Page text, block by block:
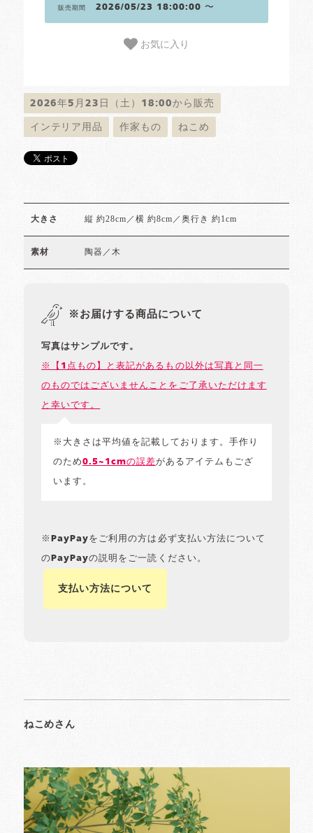
販売期間 2026/05/23 18:00:00 〜
お気に入り
2026年5月23日（土）18:00から販売
インテリア用品 作家もの ねこめ
大きさ 縦 約28cm／横 約8cm／奥行き 約1cm
素材 陶器／木
※お届けする商品について
写真はサンプルです。
※【1点もの】と表記があるもの以外は写真と同一
のものではございませんことをご了承いただけます
と幸いです。
※大きさは平均値を記載しております。手作り
のため0.5~1cmの誤差があるアイテムもござ
います。
※PayPayをご利用の方は必ず支払い方法について
のPayPayの説明をご一読ください。
支払い方法について